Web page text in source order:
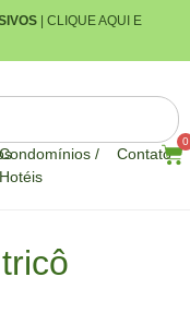
| CLIQUE AQUI E
/
Hotéis
Contato
0